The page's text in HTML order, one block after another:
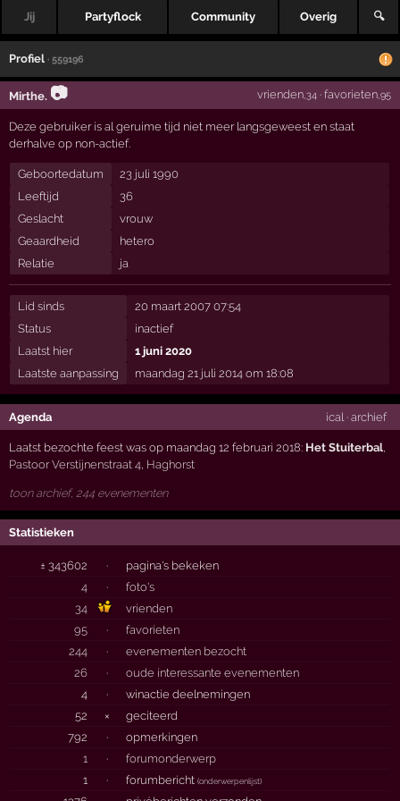
Jij Partyflock Community Overig 🔍
Profiel · 559196
Mirthe. 📷 vrienden,34· favorieten,95
Deze gebruiker is al geruime tijd niet meer langsgeweest en staat
derhalve op non-actief.
Geboortedatum
23 juli 1990
Leeftijd
36
Geslacht
vrouw
Geaardheid
hetero
Relatie
ja
Lid sinds
20 maart 2007 07:54
Status
inactief
Laatst hier
1 juni 2020
Laatste aanpassing
maandag 21 juli 2014 om 18:08
Agenda ical · archief
Laatst bezochte feest was op maandag 12 februari 2018: Het Stuiterbal,
Pastoor Verstijnenstraat 4, Haghorst
toon archief, 244 evenementen
Statistieken
± 343602 ·
pagina's bekeken
4
·
foto's
34
vrienden
95
·
favorieten
244
·
evenementen bezocht
26
·
oude interessante evenementen
4
·
winactie deelnemingen
52
×
geciteerd
792
·
opmerkingen
1
·
forumonderwerp
1
· forumbericht(onderwerpenlijst)